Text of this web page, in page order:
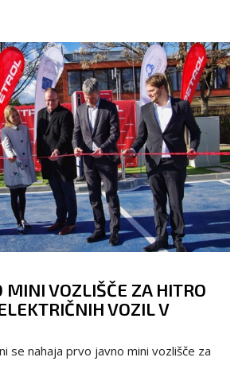
MINI VOZLIŠČE ZA HITRO
VOZIL V
se nahaja prvo javno mini vozlišče za